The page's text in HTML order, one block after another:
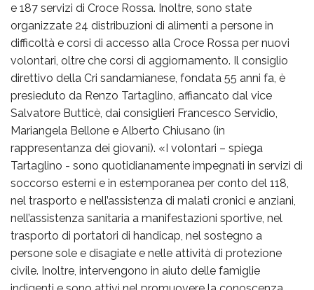
e 187 servizi di Croce Rossa. Inoltre, sono state
organizzate 24 distribuzioni di alimenti a persone in
difficoltà e corsi di accesso alla Croce Rossa per nuovi
volontari, oltre che corsi di aggiornamento. Il consiglio
direttivo della Cri sandamianese, fondata 55 anni fa, è
presieduto da Renzo Tartaglino, affiancato dal vice
Salvatore Butticè, dai consiglieri Francesco Servidio,
Mariangela Bellone e Alberto Chiusano (in
rappresentanza dei giovani). «I volontari – spiega
Tartaglino - sono quotidianamente impegnati in servizi di
soccorso esterni e in estemporanea per conto del 118,
nel trasporto e nell’assistenza di malati cronici e anziani,
nell’assistenza sanitaria a manifestazioni sportive, nel
trasporto di portatori di handicap, nel sostegno a
persone sole e disagiate e nelle attività di protezione
civile. Inoltre, intervengono in aiuto delle famiglie